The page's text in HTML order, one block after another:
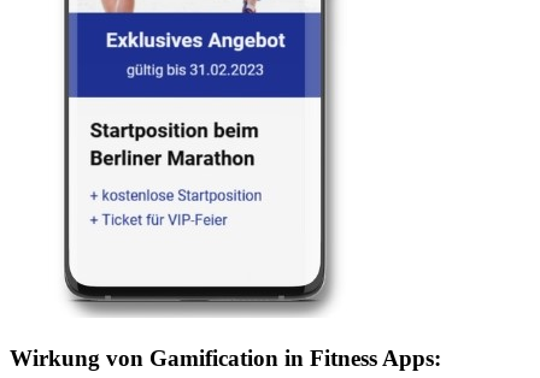
Wirkung von Gamification in Fitness Apps: